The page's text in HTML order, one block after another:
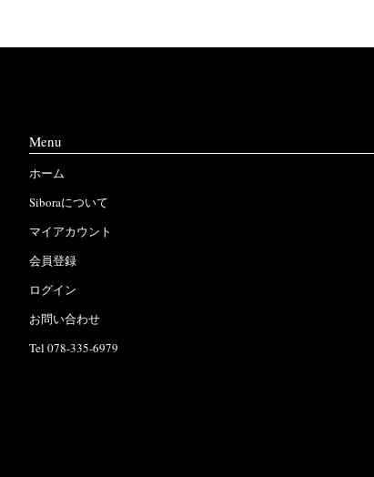
Menu
ホーム
Siboraについて
マイアカウント
会員登録
ログイン
お問い合わせ
Tel 078-335-6979